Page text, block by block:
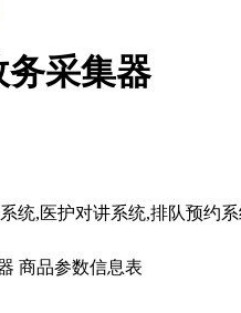
采集器
商品参数信息表